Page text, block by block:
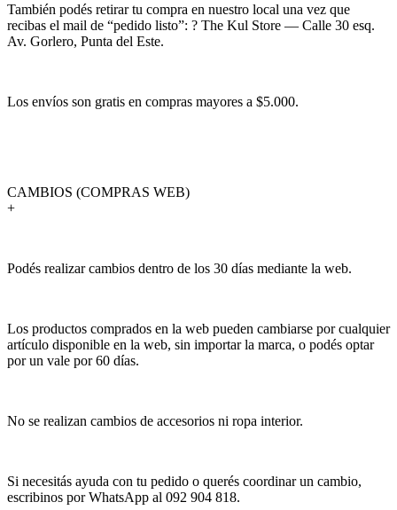
También podés retirar tu compra en nuestro local una vez que
recibas el mail de “pedido listo”: ? The Kul Store — Calle 30 esq.
Av. Gorlero, Punta del Este.
Los envíos son gratis en compras mayores a $5.000.
CAMBIOS (COMPRAS WEB)
+
Podés realizar cambios dentro de los 30 días mediante la web.
Los productos comprados en la web pueden cambiarse por cualquier
artículo disponible en la web, sin importar la marca, o podés optar
por un vale por 60 días.
No se realizan cambios de accesorios ni ropa interior.
Si necesitás ayuda con tu pedido o querés coordinar un cambio,
escribinos por WhatsApp al 092 904 818.